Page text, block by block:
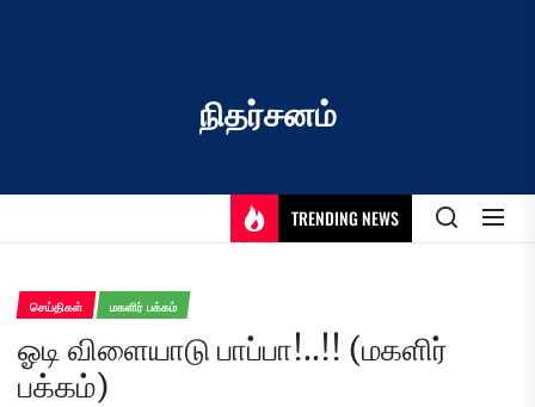
நிதர்சனம்
TRENDING NEWS
செய்திகள் மகளிர் பக்கம்
ஓடி விளையாடு பாப்பா!..!! (மகளிர்
பக்கம்)